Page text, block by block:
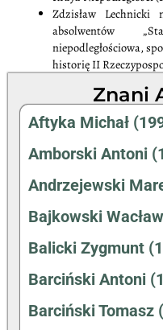
Zdzisław Lechnicki
absolwentów
niepodległościowa,
historię II
Znani
Aftyka Michał
Amborski Antoni
Andrzejewski
Bajkowski
Balicki Zygmunt
Barciński Antoni
Barciński Tomasz